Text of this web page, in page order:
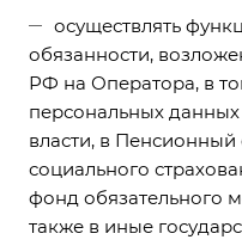
осуществлять
обязанности,
РФ на Оператора, в
персональных
власти, в
социального
фонд обязательного
также в иные